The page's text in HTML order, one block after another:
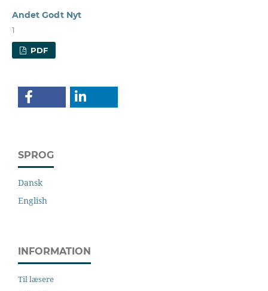
Andet Godt Nyt
1
PDF
SPROG
Dansk
English
INFORMATION
Til læsere